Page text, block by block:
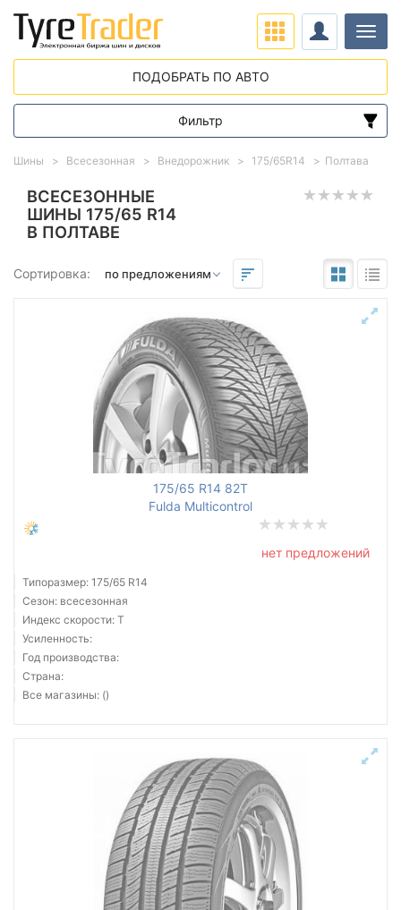
ВСЕСЕЗОННЫЕ
ШИНЫ 175/65 R14
В ПОЛТАВЕ
Сортировка:
175/65 R14 82T
Fulda Multicontrol
нет предложений
Типоразмер: 175/65 R14
Сезон: всесезонная
Индекс скорости: T
Усиленность:
Год производства:
Страна:
Все магазины: ()
Шины Всесезонная Внедорожник 175/65R14 Полтава
ПОДОБРАТЬ ПО АВТО
Фильтр
Диапазон цен
от
Тип транспортного средства
Усиленная шина
Сбросить